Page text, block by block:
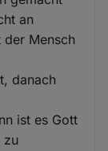
an
der Mensch
danach
ist es Gott
zu